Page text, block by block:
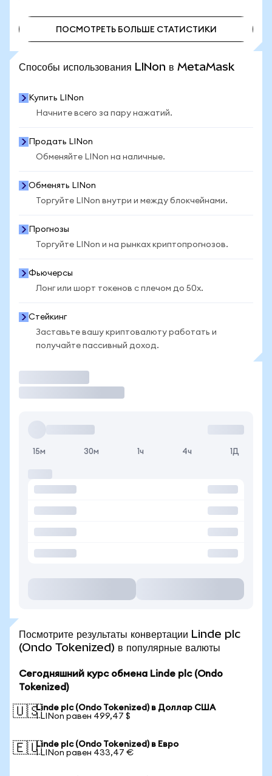
ПОСМОТРЕТЬ БОЛЬШЕ СТАТИСТИКИ
Способы использования LINon в MetaMask
Купить LINon
Начните всего за пару нажатий.
Продать LINon
Обменяйте LINon на наличные.
Обменять LINon
Торгуйте LINon внутри и между блокчейнами.
Прогнозы
Торгуйте LINon и на рынках криптопрогнозов.
Фьючерсы
Лонг или шорт токенов с плечом до 50x.
Стейкинг
Заставьте вашу криптовалюту работать и
получайте пассивный доход.
15м 30м 1ч 4ч 1Д
Посмотрите результаты конвертации Linde plc
(Ondo Tokenized) в популярные валюты
Сегодняшний курс обмена Linde plc (Ondo
Tokenized)
🇺🇸Linde plc (Ondo Tokenized) в Доллар США
1 LINon равен 499,47 $
🇪🇺Linde plc (Ondo Tokenized) в Евро
1 LINon равен 433,47 €